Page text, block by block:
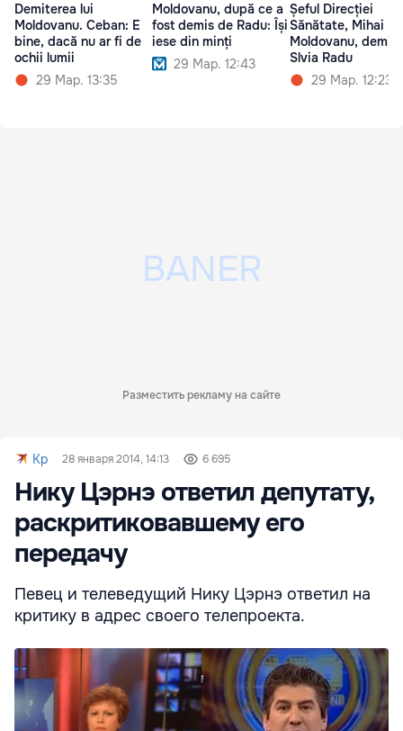
Demiterea lui
Moldovanu. Ceban: E
bine, dacă nu ar fi de
ochii lumii
29 Мар. 13:35
Moldovanu, după ce a
fost demis de Radu: Își
iese din minți
29 Мар. 12:43
Șeful Direcției
Sănătate, Mihai
Moldovanu, demis
Slvia Radu
29 Мар. 12:23
Разместить рекламу на сайте
Kp 28 января 2014, 14:13 6 695
Нику Цэрнэ ответил депутату,
раскритиковавшему его
передачу
Певец и телеведущий Нику Цэрнэ ответил на
критику в адрес своего телепроекта.